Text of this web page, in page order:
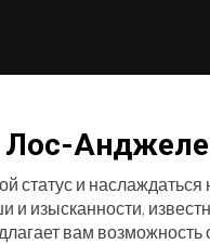
статус и
и изысканности,
вам возможность